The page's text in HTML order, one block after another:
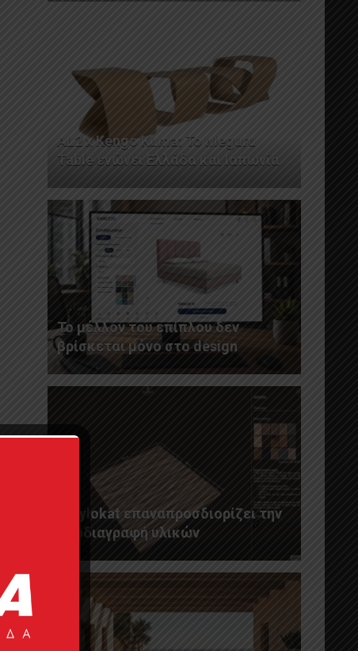
AL2 x Kengo Kuma: Το Meguru
Table ενώνει Ελλάδα και Ιαπωνία
Το μέλλον του επίπλου δεν
βρίσκεται μόνο στο design
Η Xylokat επαναπροσδιορίζει την
προδιαγραφή υλικών